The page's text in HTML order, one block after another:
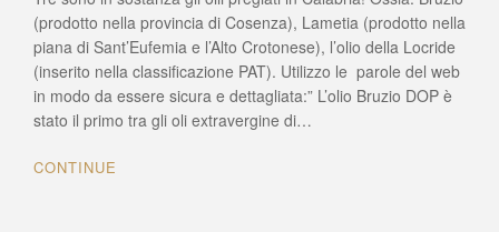
olii
calabresi
(prodotto nella provincia di Cosenza), Lametia (prodotto nella
piana di Sant’Eufemia e l’Alto Crotonese), l’olio della Locride
(inserito nella classificazione PAT). Utilizzo le parole del web
in modo da essere sicura e dettagliata:” L’olio Bruzio DOP è
stato il primo tra gli oli extravergine di…
CONTINUE